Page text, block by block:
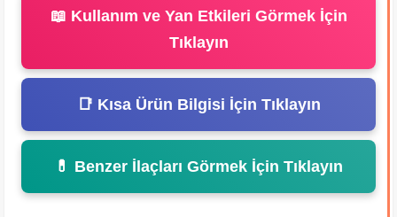
📖 Kullanım ve Yan Etkileri Görmek İçin
Tıklayın
📑 Kısa Ürün Bilgisi İçin Tıklayın
💊 Benzer İlaçları Görmek İçin Tıklayın